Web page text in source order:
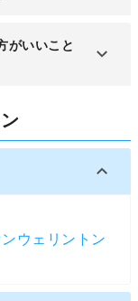
の直航便がニ
がいいこと
悪犯罪の発生
盗やスリは日
理には注意が
ど、軽犯罪に
ウェリントン